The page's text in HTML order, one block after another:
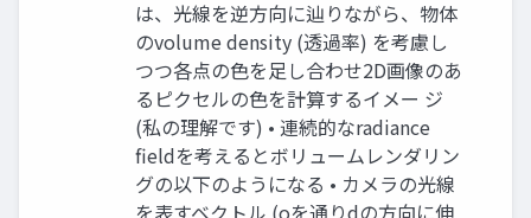
は、光線を逆⽅向に辿りながら、物体
のvolume density (透過率) を考慮し
つつ各点の⾊を⾜し合わせ2D画像のあ
るピクセルの⾊を計算するイメー ジ
(私の理解です) • 連続的なradiance
fieldを考えるとボリュームレンダリン
グの以下のようになる • カメラの光線